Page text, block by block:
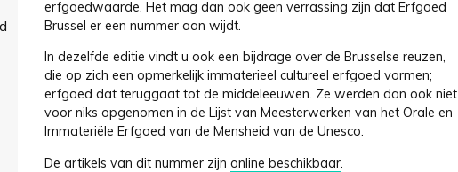
erfgoedwaarde. Het mag dan ook geen verrassing zijn dat Erfgoed
Brussel er een nummer aan wijdt.
In dezelfde editie vindt u ook een bijdrage over de Brusselse reuzen,
die op zich een opmerkelijk immaterieel cultureel erfgoed vormen;
erfgoed dat teruggaat tot de middeleeuwen. Ze werden dan ook niet
voor niks opgenomen in de Lijst van Meesterwerken van het Orale en
Immateriële Erfgoed van de Mensheid van de Unesco.
De artikels van dit nummer zijn online beschikbaar.